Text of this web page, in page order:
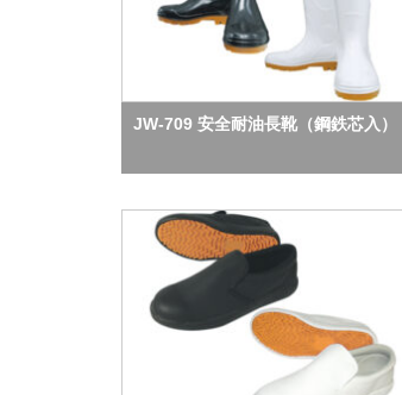
JW-709 安全耐油長靴（鋼鉄芯入）